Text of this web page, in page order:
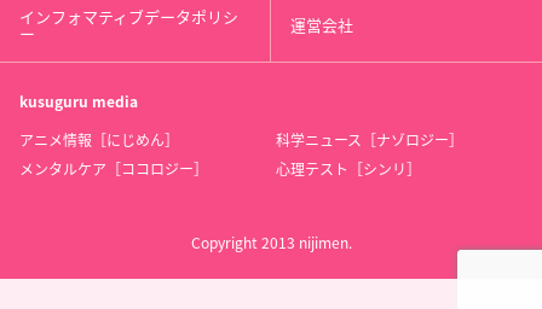
インフォマティブデータポリシ
ー 運営会社
kusuguru media
アニメ情報［にじめん］
科学ニュース［ナゾロジー］
メンタルケア［ココロジー］
心理テスト［シンリ］
Copyright 2013 nijimen.